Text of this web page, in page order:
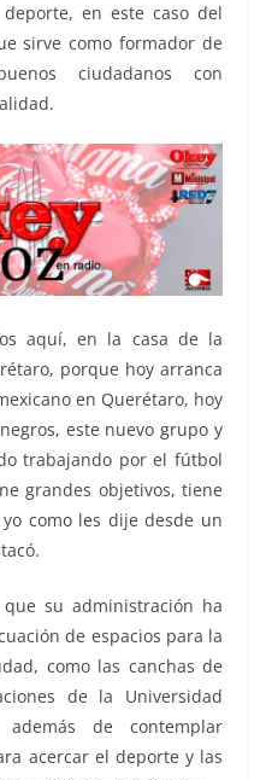
en este caso del
sirve como formador de
ciudadanos con
aquí, en la casa de la
porque hoy arranca
en Querétaro, hoy
este nuevo grupo y
trabajando por el fútbol
grandes objetivos, tiene
como les dije desde un
su administración ha
de espacios para la
como las canchas de
de la Universidad
de contemplar
acercar el deporte y las